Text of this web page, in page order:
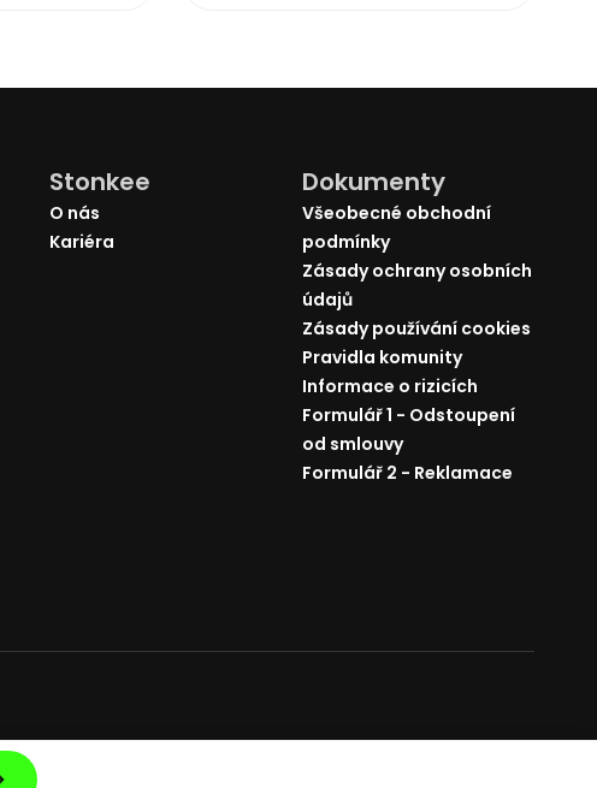
Stonkee
O nás
Kariéra
Dokumenty
Všeobecné obchodní
podmínky
Zásady ochrany osobních
údajů
Zásady používání cookies
Pravidla komunity
Informace o rizicích
Formulář 1 - Odstoupení
od smlouvy
Formulář 2 - Reklamace